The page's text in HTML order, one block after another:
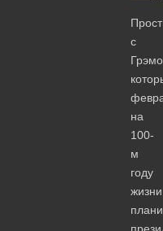
с
на
100-
м
году